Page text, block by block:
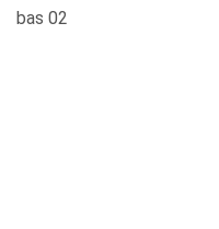
bas 02